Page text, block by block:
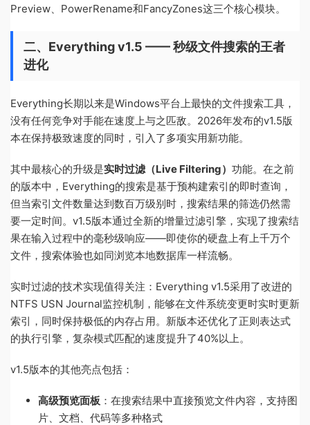
Preview、PowerRename和FancyZones这三个核心模块。
二、Everything v1.5 —— 秒级文件搜索的王者
进化
Everything长期以来是Windows平台上最快的文件搜索工具，
没有任何竞争对手能在速度上与之匹敌。2026年发布的v1.5版
本在保持极致速度的同时，引入了多项实用新功能。
其中最核心的升级是实时过滤（Live Filtering） 功能。在之前
的版本中，Everything的搜索是基于预构建索引的即时查询，
但当索引文件数量达到数百万级别时，搜索结果的筛选仍然需
要一定时间。v1.5版本通过全新的增量过滤引擎，实现了搜索结
果在输入过程中的毫秒级响应——即使你的硬盘上有上千万个
文件，搜索体验也如同浏览本地数据库一样流畅。
实时过滤的技术实现值得关注：Everything v1.5采用了改进的
NTFS USN Journal监控机制，能够在文件系统变更时实时更新
索引，同时保持极低的内存占用。新版本还优化了正则表达式
的执行引擎，复杂模式匹配的速度提升了40%以上。
v1.5版本的其他亮点包括：
高级预览面板 ：在搜索结果中直接预览文件内容，支持图
片、文档、代码等多种格式